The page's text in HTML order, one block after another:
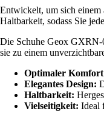
Entwickelt, um sich einem
Haltbarkeit, sodass Sie
Die Schuhe Geox GXRN-
sie zu einem
Optimaler
Elegantes Design:
Haltbarkeit:
Vielseitigkeit: Ideal